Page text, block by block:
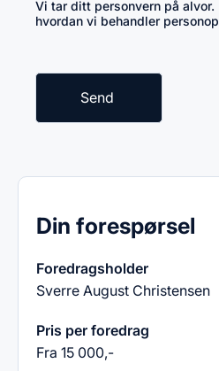
Vi tar ditt personvern på alvor.
hvordan vi behandler
Din forespørsel
Foredragsholder
Sverre August Christensen
Pris per foredrag
Fra 15 000,-